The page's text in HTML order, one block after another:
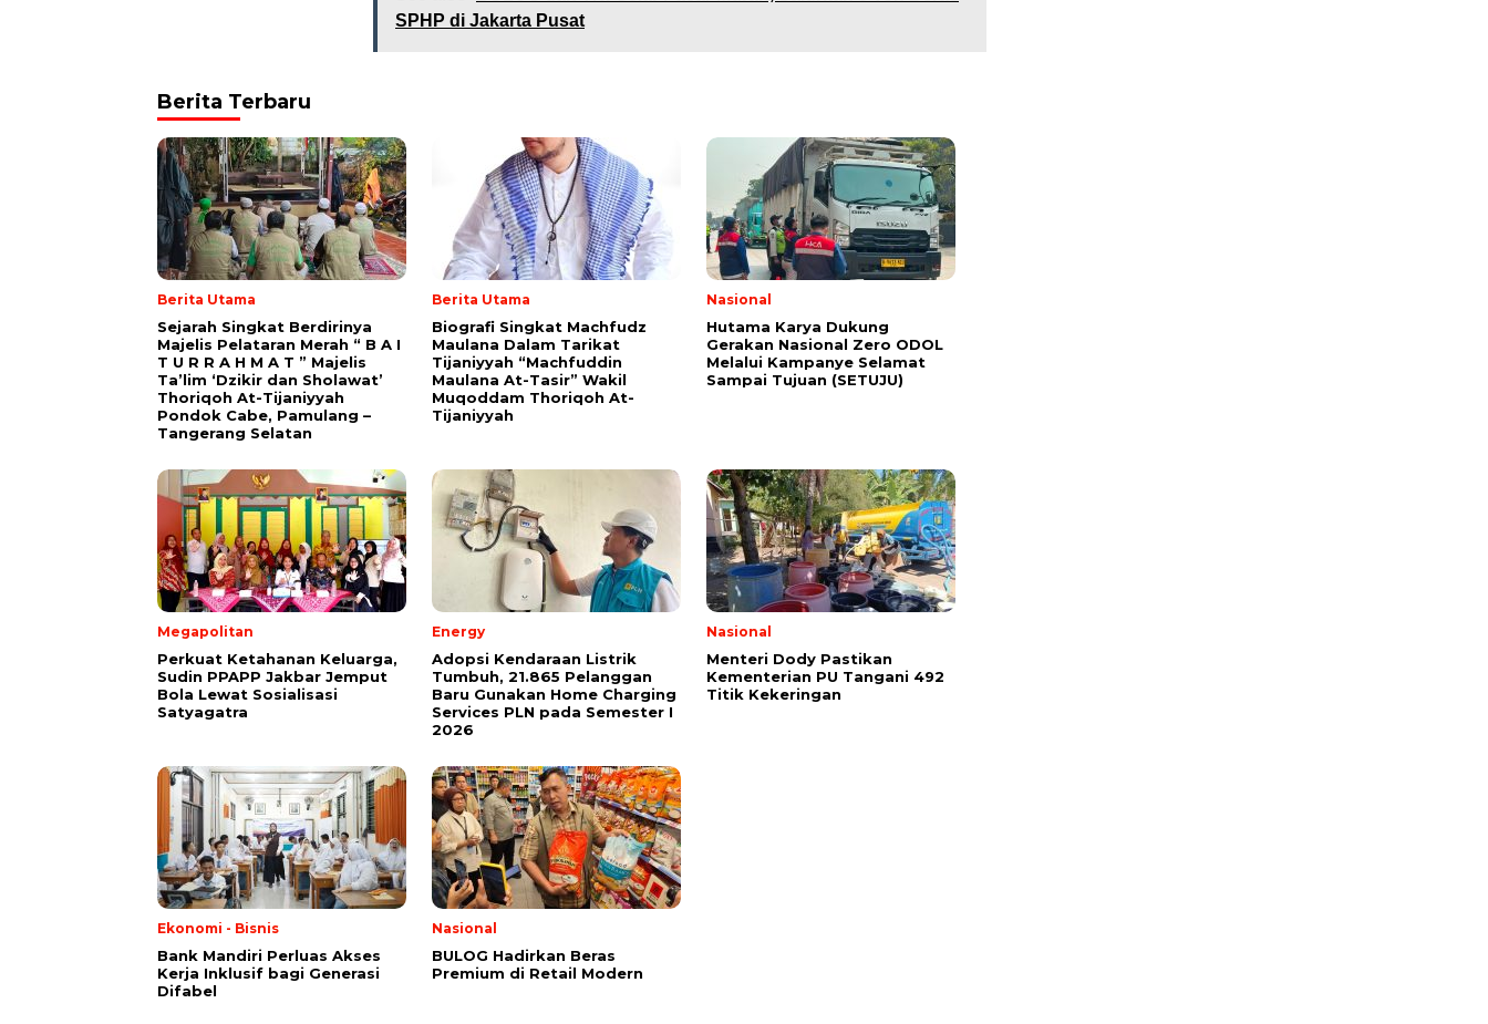
SPHP di Jakarta Pusat
Berita Terbaru
Berita Utama
Sejarah Singkat Berdirinya
Majelis Pelataran Merah “ B A I
T U R R A H M A T ” Majelis
Ta’lim ‘Dzikir dan Sholawat’
Thoriqoh At-Tijaniyyah
Pondok Cabe, Pamulang –
Tangerang Selatan
Berita Utama
Biografi Singkat Machfudz
Maulana Dalam Tarikat
Tijaniyyah “Machfuddin
Maulana At-Tasir” Wakil
Muqoddam Thoriqoh At-
Tijaniyyah
Nasional
Hutama Karya Dukung
Gerakan Nasional Zero ODOL
Melalui Kampanye Selamat
Sampai Tujuan (SETUJU)
Megapolitan
Perkuat Ketahanan Keluarga,
Sudin PPAPP Jakbar Jemput
Bola Lewat Sosialisasi
Satyagatra
Energy
Adopsi Kendaraan Listrik
Tumbuh, 21.865 Pelanggan
Baru Gunakan Home Charging
Services PLN pada Semester I
2026
Nasional
Menteri Dody Pastikan
Kementerian PU Tangani 492
Titik Kekeringan
Ekonomi - Bisnis
Bank Mandiri Perluas Akses
Kerja Inklusif bagi Generasi
Difabel
Nasional
BULOG Hadirkan Beras
Premium di Retail Modern